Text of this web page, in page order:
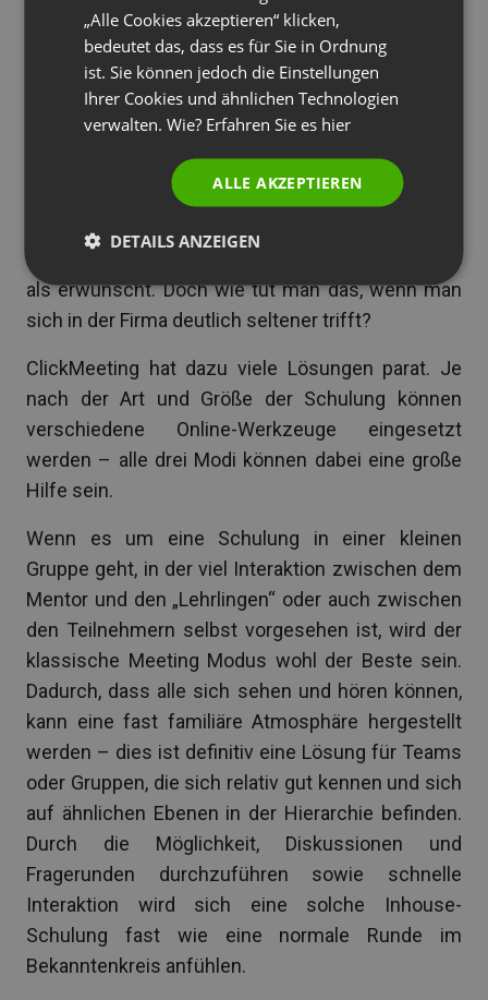
intern verbreitet und unterrichtet werden sollen.
Da es sich oft um komplexe und spezifische
Inhalte handelt, ist eine Inhouse-Schulung
meistens die beste Wahl, um die Kollegen damit
vertraut zu machen. Die Veröffentlichung eines
Dokuments bzw. nur die Schulungsunterlagen
ohne entsprechende Erklärung führen zu einem
eher geringen Lernerfolg – die Interaktion
zwischen dem Mentor und den Mentees ist mehr
als erwünscht. Doch wie tut man das, wenn man
sich in der Firma deutlich seltener trifft?
ClickMeeting hat dazu viele Lösungen parat. Je
nach der Art und Größe der Schulung können
verschiedene Online-Werkzeuge eingesetzt
werden – alle drei Modi können dabei eine große
Hilfe sein.
Wenn es um eine Schulung in einer kleinen
Gruppe geht, in der viel Interaktion zwischen dem
Mentor und den „Lehrlingen“ oder auch zwischen
den Teilnehmern selbst vorgesehen ist, wird der
klassische Meeting Modus wohl der Beste sein.
Dadurch, dass alle sich sehen und hören können,
kann eine fast familiäre Atmosphäre hergestellt
werden – dies ist definitiv eine Lösung für Teams
oder Gruppen, die sich relativ gut kennen und sich
auf ähnlichen Ebenen in der Hierarchie befinden.
Durch die Möglichkeit, Diskussionen und
Fragerunden durchzuführen sowie schnelle
Interaktion wird sich eine solche Inhouse-
Schulung fast wie eine normale Runde im
Bekanntenkreis anfühlen.
ITALIAN
„Alle Cookies akzeptieren“ klicken,
bedeutet das, dass es für Sie in Ordnung
ist. Sie können jedoch die Einstellungen
Ihrer Cookies und ähnlichen Technologien
verwalten. Wie? Erfahren Sie es hier
ALLE AKZEPTIEREN
DETAILS ANZEIGEN